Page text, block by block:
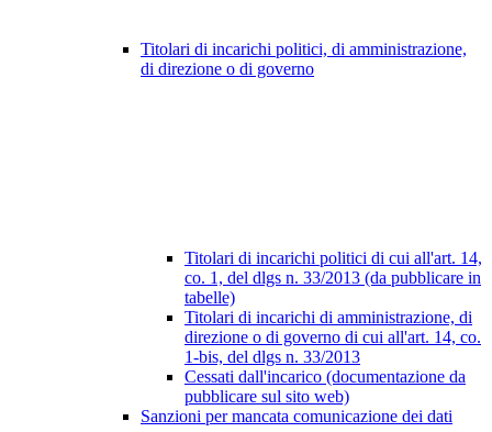
Titolari di incarichi politici, di amministrazione,
di direzione o di governo
Titolari di incarichi politici di cui all'art. 14,
co. 1, del dlgs n. 33/2013 (da pubblicare in
tabelle)
Titolari di incarichi di amministrazione, di
direzione o di governo di cui all'art. 14, co.
1-bis, del dlgs n. 33/2013
Cessati dall'incarico (documentazione da
pubblicare sul sito web)
Sanzioni per mancata comunicazione dei dati